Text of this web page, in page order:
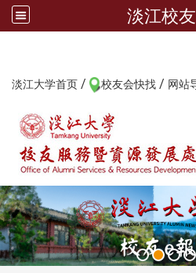
淡江校
淡江大学首页 / 校友会快找 / 网站